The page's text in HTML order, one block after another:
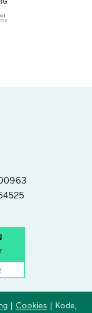
| Cookies | Kode,